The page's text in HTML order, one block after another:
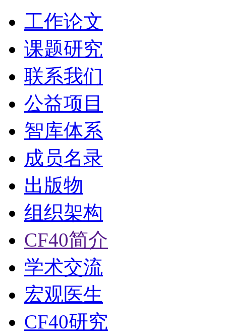
工作论文
课题研究
联系我们
公益项目
智库体系
成员名录
出版物
组织架构
CF40简介
学术交流
宏观医生
CF40研究